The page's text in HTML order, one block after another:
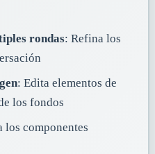
rondas: Refina los
: Edita elementos de
los fondos
los componentes